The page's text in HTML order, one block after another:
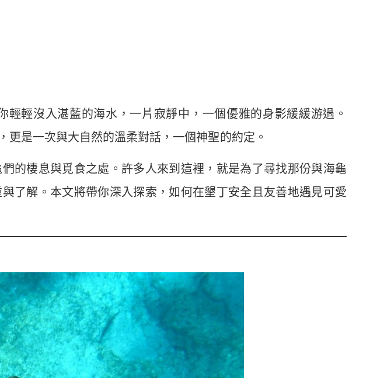
輕沒入湛藍的海水，一片寂靜中，一個優雅的身影緩緩游過。
是一次與大自然的溫柔對話，一個神聖的約定。
的棲息與覓食之處。許多人來到這裡，就是為了尋找那份與海龜
了解。本文將帶你深入探索，如何在墾丁安全且友善地遇見可愛